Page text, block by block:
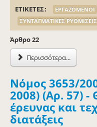
ΕΤΙΚΕΤΕΣ ΕΡΓΑΖΟΜΕΝΟΙ
ΣΥΝΤΑΓΜΑΤΙΚΕΣ ΡΥΘΜΙΣΕΙΣ
Άρθρo 22
Περισσότερα...
Νόμος 3653/
2008) (Αρ. 57) -
έρευνας και
διατάξεις